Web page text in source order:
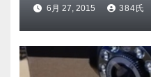
6月 27, 2015 384氏